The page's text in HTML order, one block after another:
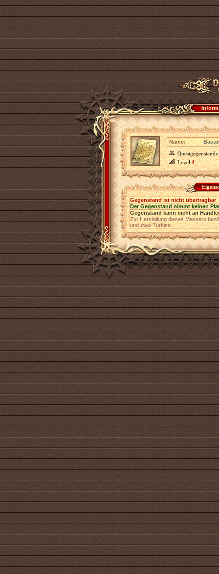
Name:
Questgegenstände
Level4
Gegenstand ist nicht übertragbar
Der Gegenstand nimmt keinen
Gegenstand kann nicht an
Zur Herstellung dieses Messers
und zwei Türkise.